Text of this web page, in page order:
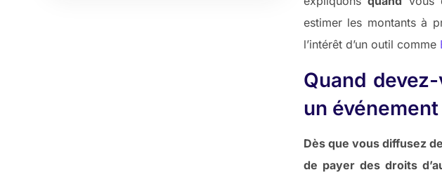
estimer les montants à
l’intérêt d’un outil comme
Quand
un événement
Dès que vous diffusez
de payer des droits